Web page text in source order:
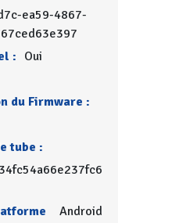
ea59-4867-
: Oui
du Firmware :
tube :
34fc54a66e237fc6
Android